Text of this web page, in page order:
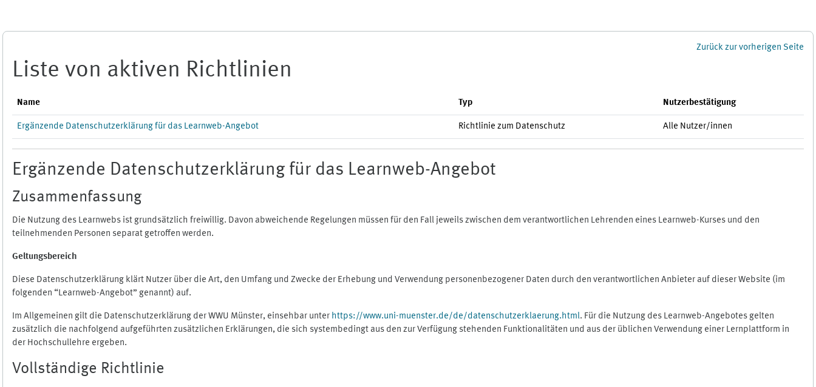
Zurück zur vorherigen Seite
Liste von aktiven Richtlinien
Name Typ Nutzerbestätigung
Ergänzende Datenschutzerklärung für das Learnweb-Angebot Richtlinie zum Datenschutz Alle Nutzer/innen
Ergänzende Datenschutzerklärung für das Learnweb-Angebot
Zusammenfassung
Die Nutzung des Learnwebs ist grundsätzlich freiwillig. Davon abweichende Regelungen müssen für den Fall jeweils zwischen dem verantwortlichen Lehrenden eines Learnweb-Kurses und den
teilnehmenden Personen separat getroffen werden.
Geltungsbereich
Diese Datenschutzerklärung klärt Nutzer über die Art, den Umfang und Zwecke der Erhebung und Verwendung personenbezogener Daten durch den verantwortlichen Anbieter auf dieser Website (im
folgenden “Learnweb-Angebot” genannt) auf.
Im Allgemeinen gilt die Datenschutzerklärung der WWU Münster, einsehbar unter https://www.uni-muenster.de/de/datenschutzerklaerung.html. Für die Nutzung des Learnweb-Angebotes gelten
zusätzlich die nachfolgend aufgeführten zusätzlichen Erklärungen, die sich systembedingt aus den zur Verfügung stehenden Funktionalitäten und aus der üblichen Verwendung einer Lernplattform in
der Hochschullehre ergeben.
Vollständige Richtlinie